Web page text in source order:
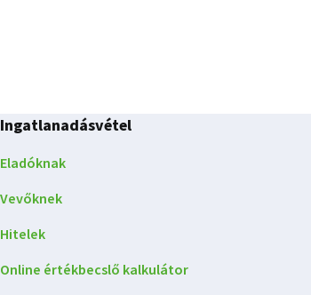
Ingatlanadásvétel
Eladóknak
Vevőknek
Hitelek
Online értékbecslő kalkulátor